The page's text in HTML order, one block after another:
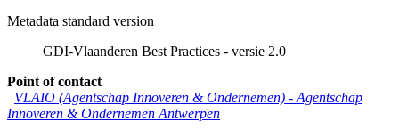
Metadata standard version
GDI-Vlaanderen Best Practices - versie 2.0
Point of contact
VLAIO (Agentschap Innoveren & Ondernemen) -Agentschap
Innoveren & Ondernemen Antwerpen